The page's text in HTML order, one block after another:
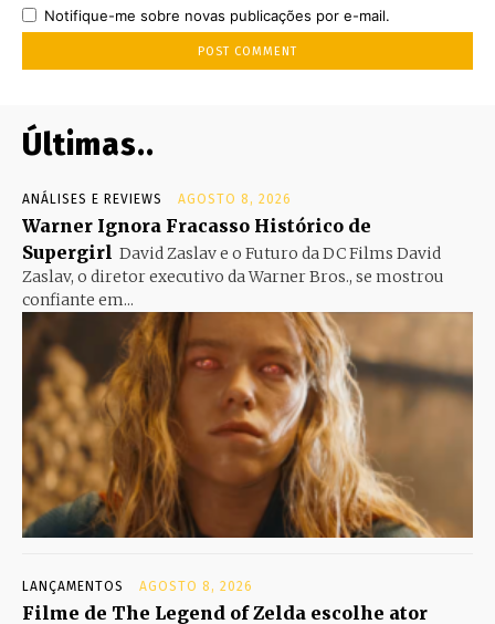
Notifique-me sobre novas publicações por e-mail.
Últimas..
ANÁLISES E REVIEWS AGOSTO 8, 2026
Warner Ignora Fracasso Histórico de
Supergirl David Zaslav e o Futuro da DC Films David
Zaslav, o diretor executivo da Warner Bros., se mostrou
confiante em...
LANÇAMENTOS AGOSTO 8, 2026
Filme de The Legend of Zelda escolhe ator